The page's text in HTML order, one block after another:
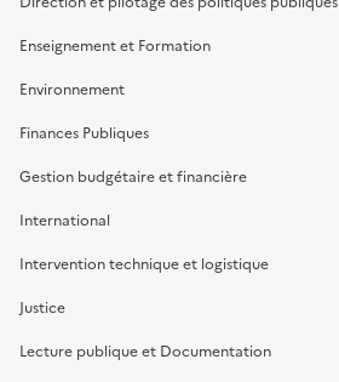
Enseignement et Formation
Environnement
Finances Publiques
Gestion budgétaire et financière
International
Intervention technique et logistique
Justice
Lecture publique et Documentation